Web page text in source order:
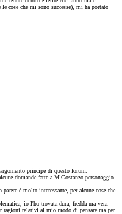
cose che mi sono successe), mi ha portato
principe di questo forum.
domande fatte a M.Costanzo personaggio
è molto interessante, per alcune cose che
io l'ho trovata dura, fredda ma vera.
ragioni relativi al mio modo di pensare ma per